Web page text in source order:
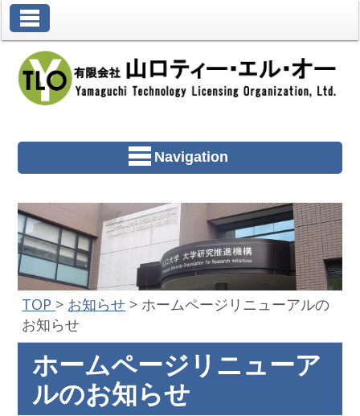
Navigation
TOP > お知らせ > ホームページリニューアルの
お知らせ
ホームページリニューア
ルのお知らせ